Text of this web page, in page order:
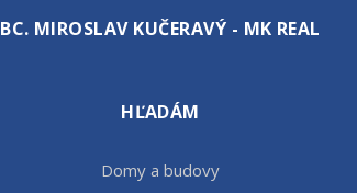
BC. MIROSLAV KUČERAVÝ - MK REAL
HĽADÁM
Domy a budovy